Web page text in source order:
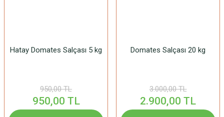
Hatay Domates Salçası 5 kg
950,00 TL
950,00 TL
Domates Salçası 20 kg
3.000,00 TL
2.900,00 TL